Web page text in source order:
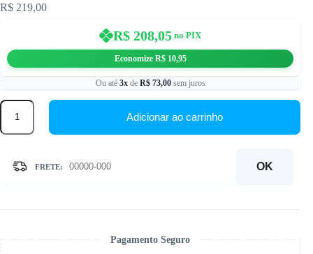
R$ 219,00
R$ 208,05 no PIX
Economize R$10,95
Ou até 3xde R$73,00sem juros
40x50cm
Baiana
Cristais
Adicionar ao carrinho
OK
Pagamento Seguro